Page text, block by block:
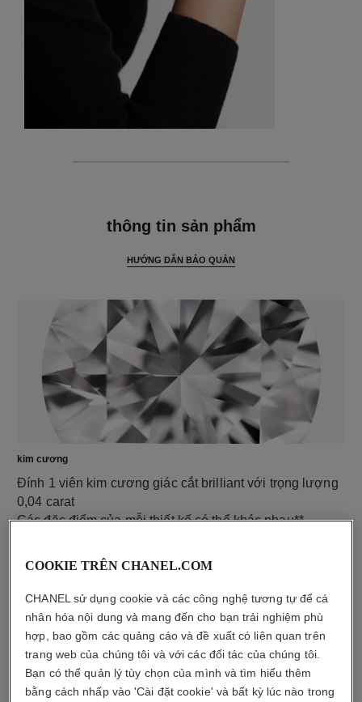
thông tin sản phẩm
HƯỚNG DẪN BẢO QUẢN
kim cương
Đính 1 viên kim cương giác cắt brilliant với trọng lượng
0,04 carat
Các đặc điểm của mỗi thiết kế có thể khác nhau**
COOKIE TRÊN CHANEL.COM
CHANEL sử dụng cookie và các công nghệ tương tự để cá
nhân hóa nội dung và mang đến cho bạn trải nghiệm phù
hợp, bao gồm các quảng cáo và đề xuất có liên quan trên
trang web của chúng tôi và với các đối tác của chúng tôi.
Bạn có thể quản lý tùy chọn của mình và tìm hiểu thêm
bằng cách nhấp vào 'Cài đặt cookie' và bất kỳ lúc nào trong